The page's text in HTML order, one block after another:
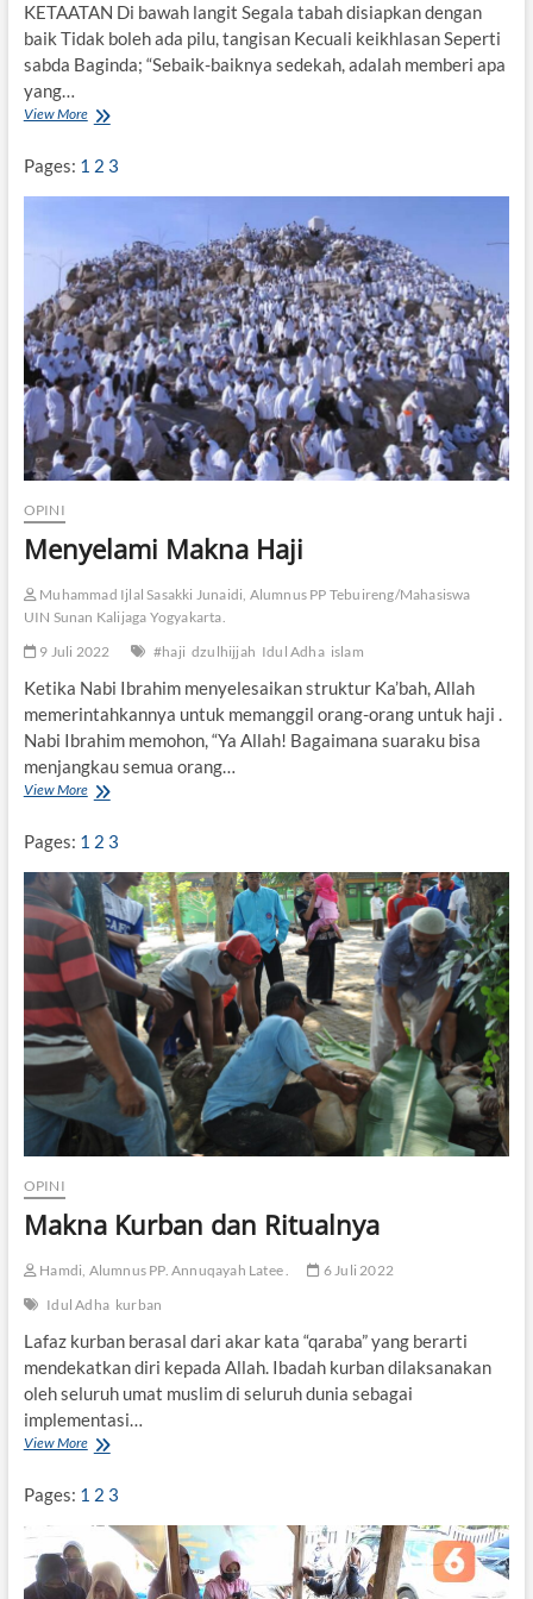
J
i
n
h
KETAATAN Di bawah langit Segala tabah disiapkan dengan
baik Tidak boleh ada pilu, tangisan Kecuali keikhlasan Seperti
sabda Baginda; “Sebaik-baiknya sedekah, adalah memberi apa
yang…
View MoreD
A
G
D
U
L
A
D
H
A
Pages: 1 2 3
OPINI
Menyelami Makna Haji
Muhammad Ijlal Sasakki Junaidi, Alumnus PP Tebuireng/Mahasiswa
UIN Sunan Kalijaga Yogyakarta.
9 Juli 2022
#haji dzulhijjah Idul Adha islam
Ketika Nabi Ibrahim menyelesaikan struktur Ka’bah, Allah
memerintahkannya untuk memanggil orang-orang untuk haji .
Nabi Ibrahim memohon, “Ya Allah! Bagaimana suaraku bisa
menjangkau semua orang…
View MoreM
y
e
a
m
i
M
n
H
i
Pages: 1 2 3
OPINI
Makna Kurban dan Ritualnya
Hamdi, Alumnus PP. Annuqayah Latee .
6 Juli 2022
Idul Adha kurban
Lafaz kurban berasal dari akar kata “qaraba” yang berarti
mendekatkan diri kepada Allah. Ibadah kurban dilaksanakan
oleh seluruh umat muslim di seluruh dunia sebagai
implementasi…
View MoreM
n
a
u
r
Pages: 1 2 3